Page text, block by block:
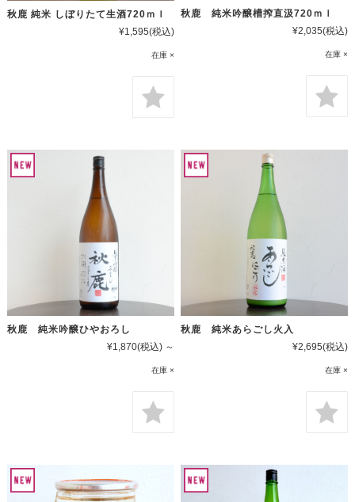
秋鹿 純米 しぼりたて生酒720ｍｌ
¥1,595(税込)
在庫 ×
秋鹿 純米吟醸槽搾直汲720ｍｌ
¥2,035(税込)
在庫 ×
秋鹿 純米吟醸ひやおろし
¥1,870(税込) ～
在庫 ×
秋鹿 純米あらごし火入
¥2,695(税込)
在庫 ×